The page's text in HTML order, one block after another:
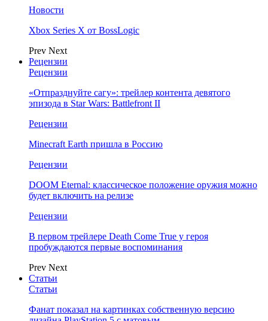
Новости
Xbox Series X от BossLogic
Prev Next
Рецензии
Рецензии
«Отпразднуйте сагу»: трейлер контента девятого
эпизода в Star Wars: Battlefront II
Рецензии
Minecraft Earth пришла в Россию
Рецензии
DOOM Eternal: классическое положение оружия можно
будет включить на релизе
Рецензии
В первом трейлере Death Come True у героя
пробуждаются первые воспоминания
Prev Next
Статьи
Статьи
Фанат показал на картинках собственную версию